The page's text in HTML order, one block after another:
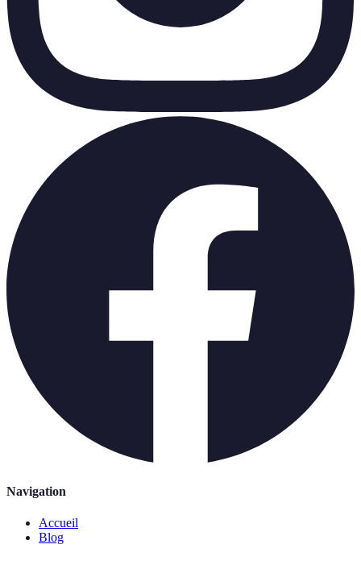
Navigation
Accueil
Blog